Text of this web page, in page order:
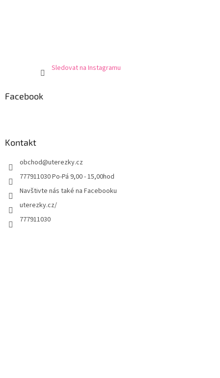
Sledovat na Instagramu
Facebook
Kontakt
obchod@uterezky.cz
777911030 Po-Pá 9,00 - 15,00hod
Navštivte nás také na Facebooku
uterezky.cz/
777911030